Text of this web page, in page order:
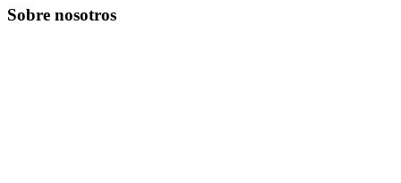
Sobre nosotros